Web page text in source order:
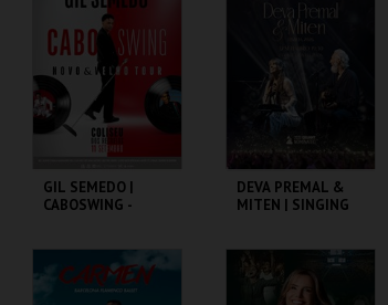
MAIS INFO
COMPRAR
MAIS INFO
COMPRAR
GIL SEMEDO |
CABOSWING -
DEVA PREMAL &
MITEN | SINGING
COLISEU DE LISBOA